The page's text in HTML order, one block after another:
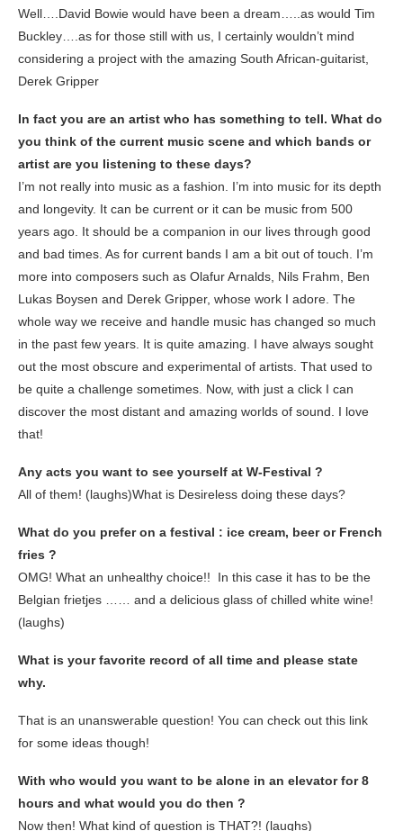
Well….David Bowie would have been a dream…..as would Tim
Buckley….as for those still with us, I certainly wouldn’t mind
considering a project with the amazing South African-guitarist,
Derek Gripper
In fact you are an artist who has something to tell. What do
you think of the current music scene and which bands or
artist are you listening to these days?
I’m not really into music as a fashion. I’m into music for its depth
and longevity. It can be current or it can be music from 500
years ago. It should be a companion in our lives through good
and bad times. As for current bands I am a bit out of touch. I’m
more into composers such as Olafur Arnalds, Nils Frahm, Ben
Lukas Boysen and Derek Gripper, whose work I adore. The
whole way we receive and handle music has changed so much
in the past few years. It is quite amazing. I have always sought
out the most obscure and experimental of artists. That used to
be quite a challenge sometimes. Now, with just a click I can
discover the most distant and amazing worlds of sound. I love
that!
Any acts you want to see yourself at W-Festival ?
All of them! (laughs)What is Desireless doing these days?
What do you prefer on a festival : ice cream, beer or French
fries ?
OMG! What an unhealthy choice!! In this case it has to be the
Belgian frietjes …… and a delicious glass of chilled white wine!
(laughs)
What is your favorite record of all time and please state
why.
That is an unanswerable question! You can check out this link
for some ideas though!
With who would you want to be alone in an elevator for 8
hours and what would you do then ?
Now then! What kind of question is THAT?! (laughs)